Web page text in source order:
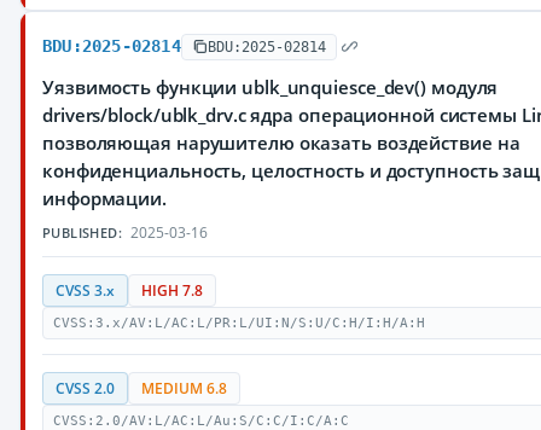
BDU:2025-02814 BDU:2025-02814
Уязвимость функции ublk_unquiesce_dev() модуля
drivers/block/ublk_drv.c ядра операционной системы
позволяющая нарушителю оказать воздействие на
конфиденциальность, целостность и доступность
информации.
PUBLISHED: 2025-03-16
CVSS 3.x HIGH 7.8
CVSS:3.x/AV:L/AC:L/PR:L/UI:N/S:U/C:H/I:H/A:H
CVSS 2.0 MEDIUM 6.8
CVSS:2.0/AV:L/AC:L/Au:S/C:C/I:C/A:C